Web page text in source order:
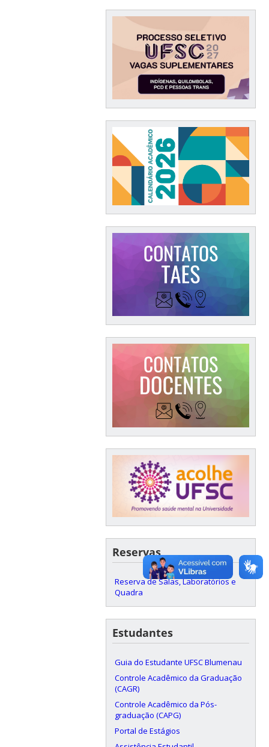
Reservas
Reserva de Salas, Laboratórios e
Quadra
Estudantes
Guia do Estudante UFSC Blumenau
Controle Acadêmico da Graduação
(CAGR)
Controle Acadêmico da Pós-
graduação (CAPG)
Portal de Estágios